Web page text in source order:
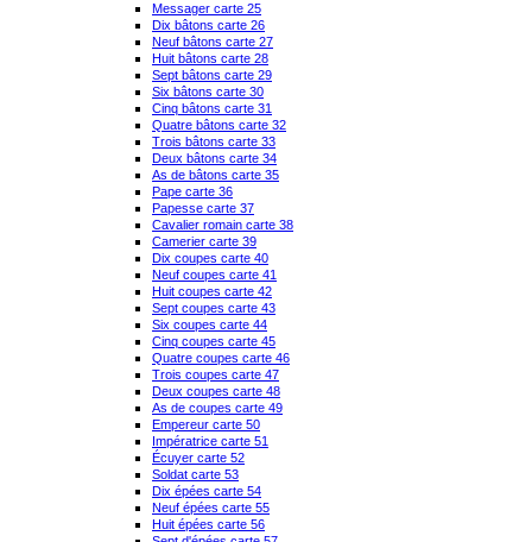
Messager carte 25
Dix bâtons carte 26
Neuf bâtons carte 27
Huit bâtons carte 28
Sept bâtons carte 29
Six bâtons carte 30
Cinq bâtons carte 31
Quatre bâtons carte 32
Trois bâtons carte 33
Deux bâtons carte 34
As de bâtons carte 35
Pape carte 36
Papesse carte 37
Cavalier romain carte 38
Camerier carte 39
Dix coupes carte 40
Neuf coupes carte 41
Huit coupes carte 42
Sept coupes carte 43
Six coupes carte 44
Cinq coupes carte 45
Quatre coupes carte 46
Trois coupes carte 47
Deux coupes carte 48
As de coupes carte 49
Empereur carte 50
Impératrice carte 51
Écuyer carte 52
Soldat carte 53
Dix épées carte 54
Neuf épées carte 55
Huit épées carte 56